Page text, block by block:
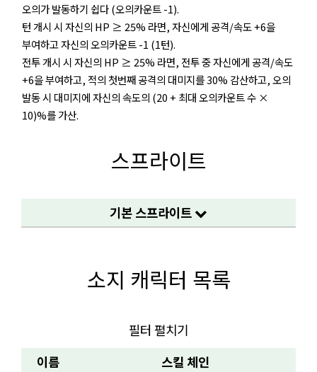
오의가 발동하기 쉽다 (오의카운트 -1).
턴 개시 시 자신의 HP ≥ 25% 라면, 자신에게 공격/속도 +6을
부여하고 자신의 오의카운트 -1 (1턴).
전투 개시 시 자신의 HP ≥ 25% 라면, 전투 중 자신에게 공격/속도
+6을 부여하고, 적의 첫번째 공격의 대미지를 30% 감산하고, 오의
발동 시 대미지에 자신의 속도의 (20 + 최대 오의카운트 수 ×
10)%를 가산.
스프라이트
기본 스프라이트
소지 캐릭터 목록
필터 펼치기
이름 스킬 체인